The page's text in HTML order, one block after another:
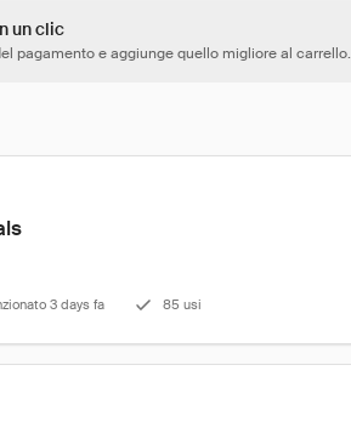
un clic
pagamento e aggiunge quello migliore al carrello.
3 days fa 85 usi